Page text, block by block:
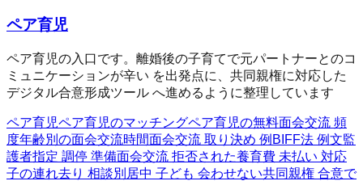
ペア育児
ペア育児の入口です。離婚後の子育てで元パートナーとのコ
ミュニケーションが辛い を出発点に、共同親権に対応した
デジタル合意形成ツール へ進めるように整理しています
ペア育児ペア育児のマッチングペア育児の無料面会交流 頻
度年齢別の面会交流時間面会交流 取り決め 例 BIFF法 例文監
護者指定 調停 準備面会交流 拒否された養育費 未払い 対応
子の連れ去り 相談別居中 子ども 会わせない共同親権 合意で